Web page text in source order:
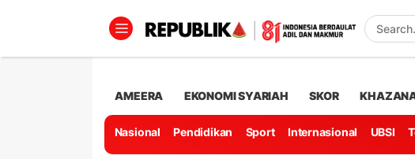
AMEERA EKONOMI SYARIAH SKOR
Nasional Pendidikan Sport Internasional UBSI